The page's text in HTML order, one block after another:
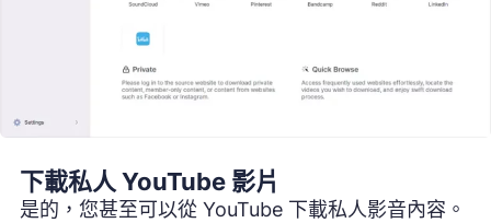
下載私人 YouTube 影片
是的，您甚至可以從 YouTube 下載私人影音內容。